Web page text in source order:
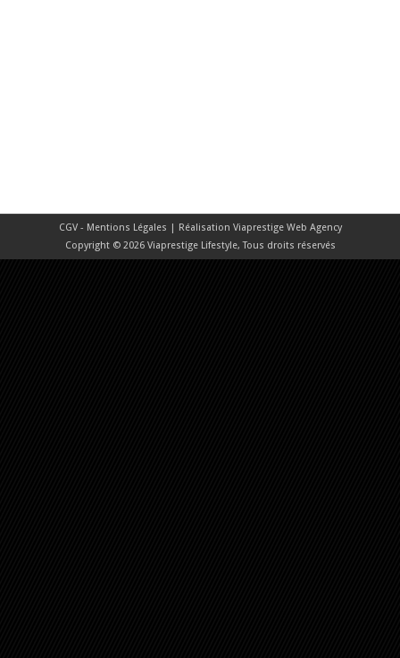
CGV - Mentions Légales | Réalisation Viaprestige Web Agency
Copyright © 2026 Viaprestige Lifestyle, Tous droits réservés